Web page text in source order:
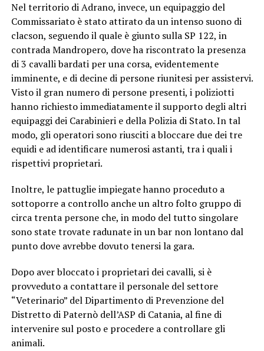
Nel territorio di Adrano, invece, un equipaggio del
Commissariato è stato attirato da un intenso suono di
clacson, seguendo il quale è giunto sulla SP 122, in
contrada Mandropero, dove ha riscontrato la presenza
di 3 cavalli bardati per una corsa, evidentemente
imminente, e di decine di persone riunitesi per assistervi.
Visto il gran numero di persone presenti, i poliziotti
hanno richiesto immediatamente il supporto degli altri
equipaggi dei Carabinieri e della Polizia di Stato. In tal
modo, gli operatori sono riusciti a bloccare due dei tre
equidi e ad identificare numerosi astanti, tra i quali i
rispettivi proprietari.
Inoltre, le pattuglie impiegate hanno proceduto a
sottoporre a controllo anche un altro folto gruppo di
circa trenta persone che, in modo del tutto singolare
sono state trovate radunate in un bar non lontano dal
punto dove avrebbe dovuto tenersi la gara.
Dopo aver bloccato i proprietari dei cavalli, si è
provveduto a contattare il personale del settore
“Veterinario” del Dipartimento di Prevenzione del
Distretto di Paternò dell’ASP di Catania, al fine di
intervenire sul posto e procedere a controllare gli
animali.